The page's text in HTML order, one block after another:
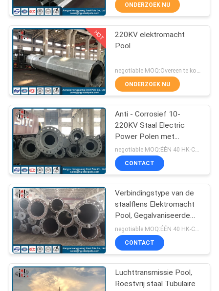
FABRIEKSREIS
KWALITEITSCONTROLE
CONTACTEER
ONS
NIEUWS
VERZOEK
OM EEN
CITAAT
SITEMAP
PRIVACYBELEID
Machtstransmissie
Polen
Gegalvaniseerd
Staal Pool
100
Staal Elektrische
70
ONDERZOEK NU
HOT
220KV elektromacht
Pool
ONDERZOEK NU
Anti - Corrosief 10-
220KV Staal Electric
Power Polen met
Flensplaat Q345
negotiable MOQ:ÉÉN 40 HK-CONTAINER
CONTACT
Verbindingstype van de
staalflens Elektromacht
Pool, Gegalvaniseerde
Pool met Ankerbout
negotiable MOQ:ÉÉN 40 HK-CONTAINER
CONTACT
Luchttransmissie Pool,
Roestvrij staal Tubulaire